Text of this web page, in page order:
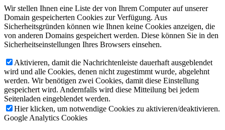
Wir stellen Ihnen eine Liste der von Ihrem Computer auf unserer
Domain gespeicherten Cookies zur Verfügung. Aus
Sicherheitsgründen können wie Ihnen keine Cookies anzeigen, die
von anderen Domains gespeichert werden. Diese können Sie in den
Sicherheitseinstellungen Ihres Browsers einsehen.
Aktivieren, damit die Nachrichtenleiste dauerhaft ausgeblendet
wird und alle Cookies, denen nicht zugestimmt wurde, abgelehnt
werden. Wir benötigen zwei Cookies, damit diese Einstellung
gespeichert wird. Andernfalls wird diese Mitteilung bei jedem
Seitenladen eingeblendet werden.
Hier klicken, um notwendige Cookies zu aktivieren/deaktivieren.
Google Analytics Cookies